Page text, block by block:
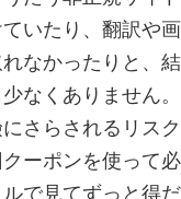
いたり、翻訳や
なかったりと、
なくありません
さらされるリス
ーポンを使って
で見てずっと得